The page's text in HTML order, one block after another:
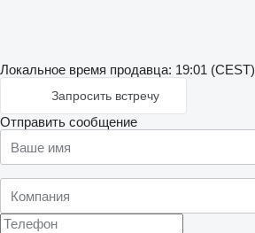
Локальное время продавца: 19:01 (CEST)
Запросить встречу
Отправить сообщение